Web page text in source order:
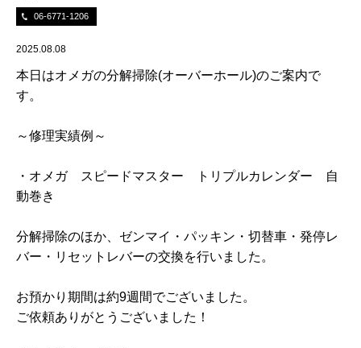
06-6771-1206
2025.08.08
本日はオメガの分解掃除(オーバーホール)のご案内で
す。
～修理実績例～
・オメガ スピードマスター トリプルカレンダー 自
動巻き
分解掃除のほか、ゼンマイ・パッキン・切替車・発停レ
バー・リセットレバーの交換を行いました。
お預かり期間は約9週間でございました。
ご依頼ありがとうございました！